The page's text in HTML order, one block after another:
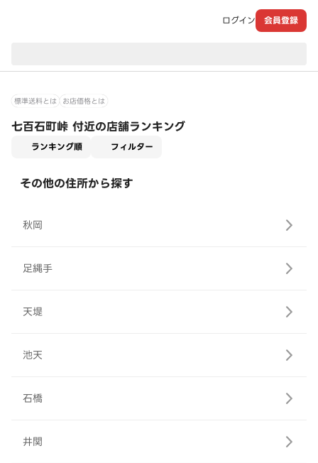
ログイン 会員登録
標準送料とは お店価格とは
七百石町峠 付近の店舗ランキング
ランキング順 フィルター
その他の住所から探す
秋岡
足縄手
天堤
池天
石橋
井関